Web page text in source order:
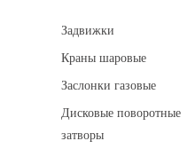
Задвижки
Краны шаровые
Заслонки газовые
Дисковые поворотные
затворы